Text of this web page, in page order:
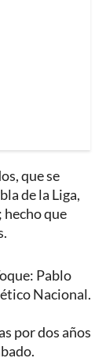
que se
de la Liga,
hecho que
Pablo
Nacional.
por dos años